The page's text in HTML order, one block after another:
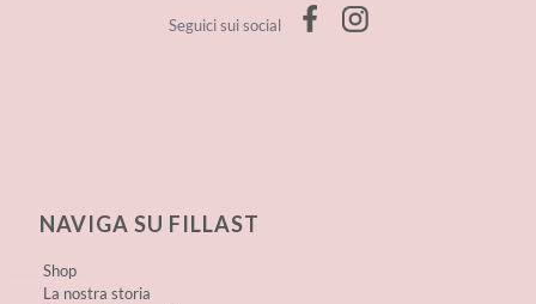
Seguici sui social
NAVIGA SU FILLAST
Shop
La nostra storia